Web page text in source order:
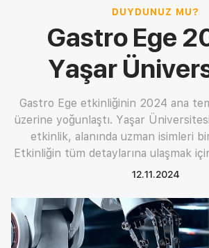
DUYDUNUZ MU?
Gastro Ege
Yaşar
Gastro Ege etkinliğinin 2024 ana
üzerine yoğunlaştı. Yaşar
etkinlik, alanında uzman isimleri
Etkinliğin tüm detaylarına ulaşmak
12.11.2024